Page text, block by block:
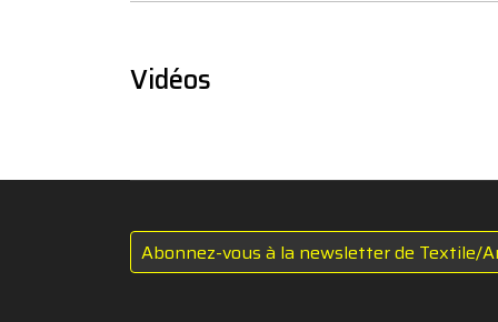
Vidéos
Abonnez-vous à la newsletter de Textile/